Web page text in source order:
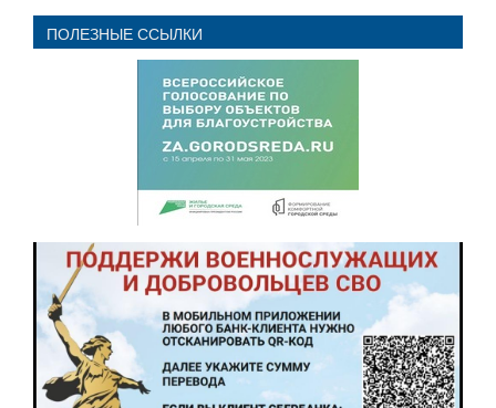
ПОЛЕЗНЫЕ ССЫЛКИ